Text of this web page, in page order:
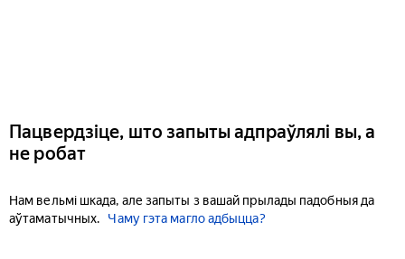
Пацвердзіце, што запыты адпраўлялі вы, а
не робат
Нам вельмі шкада, але запыты з вашай прылады падобныя да
аўтаматычных.
Чаму гэта магло адбыцца?